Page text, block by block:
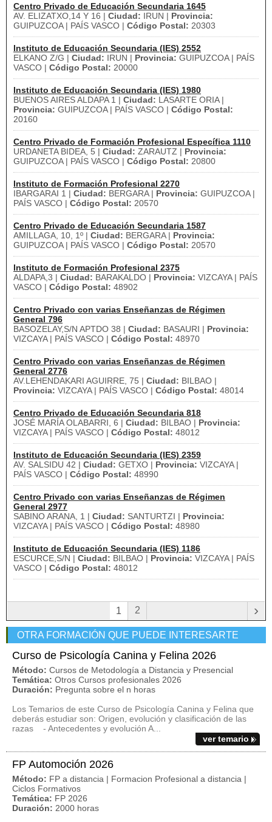
Centro Privado de Educación Secundaria 1645
AV. ELIZATXO,14 Y 16 | Ciudad: IRUN | Provincia:
GUIPUZCOA | PAÍS VASCO | Código Postal: 20303
Instituto de Educación Secundaria (IES) 2552
ELKANO Z/G | Ciudad: IRUN | Provincia: GUIPUZCOA | PAÍS
VASCO | Código Postal: 20000
Instituto de Educación Secundaria (IES) 1980
BUENOS AIRES ALDAPA 1 | Ciudad: LASARTE ORIA |
Provincia: GUIPUZCOA | PAÍS VASCO | Código Postal:
20160
Centro Privado de Formación Profesional Específica 1110
URDANETA BIDEA, 5 | Ciudad: ZARAUTZ | Provincia:
GUIPUZCOA | PAÍS VASCO | Código Postal: 20800
Instituto de Formación Profesional 2270
IBARGARAI 1 | Ciudad: BERGARA | Provincia: GUIPUZCOA |
PAÍS VASCO | Código Postal: 20570
Centro Privado de Educación Secundaria 1587
AMILLAGA, 10, 1º | Ciudad: BERGARA | Provincia:
GUIPUZCOA | PAÍS VASCO | Código Postal: 20570
Instituto de Formación Profesional 2375
ALDAPA,3 | Ciudad: BARAKALDO | Provincia: VIZCAYA | PAÍS
VASCO | Código Postal: 48902
Centro Privado con varias Enseñanzas de Régimen
General 796
BASOZELAY,S/N APTDO 38 | Ciudad: BASAURI | Provincia:
VIZCAYA | PAÍS VASCO | Código Postal: 48970
Centro Privado con varias Enseñanzas de Régimen
General 2776
AV.LEHENDAKARI AGUIRRE, 75 | Ciudad: BILBAO |
Provincia: VIZCAYA | PAÍS VASCO | Código Postal: 48014
Centro Privado de Educación Secundaria 818
JOSÉ MARÍA OLABARRI, 6 | Ciudad: BILBAO | Provincia:
VIZCAYA | PAÍS VASCO | Código Postal: 48012
Instituto de Educación Secundaria (IES) 2359
AV. SALSIDU 42 | Ciudad: GETXO | Provincia: VIZCAYA |
PAÍS VASCO | Código Postal: 48990
Centro Privado con varias Enseñanzas de Régimen
General 2977
SABINO ARANA, 1 | Ciudad: SANTURTZI | Provincia:
VIZCAYA | PAÍS VASCO | Código Postal: 48980
Instituto de Educación Secundaria (IES) 1186
ESCURCE,S/N | Ciudad: BILBAO | Provincia: VIZCAYA | PAÍS
VASCO | Código Postal: 48012
1 2 ›
OTRA FORMACIÓN QUE PUEDE INTERESARTE
Curso de Psicología Canina y Felina 2026
Método: Cursos de Metodología a Distancia y Presencial
Temática: Otros Cursos profesionales 2026
Duración: Pregunta sobre el n horas
Los Temarios de este Curso de Psicología Canina y Felina que
deberás estudiar son: Origen, evolución y clasificación de las
razas - Antecedentes y evolución A...
ver temario
FP Automoción 2026
Método: FP a distancia | Formacion Profesional a distancia |
Ciclos Formativos
Temática: FP 2026
Duración: 2000 horas